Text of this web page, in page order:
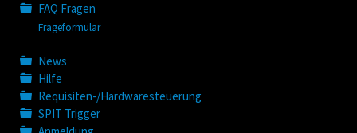
FAQ Fragen
Frageformular
News
Hilfe
Requisiten-/Hardwaresteuerung
SPIT Trigger